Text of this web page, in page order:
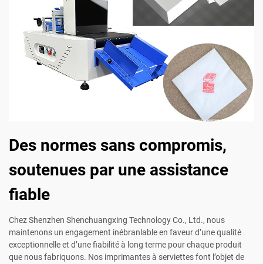
Des normes sans compromis,
soutenues par une assistance
fiable
Chez Shenzhen Shenchuangxing Technology Co., Ltd., nous
maintenons un engagement inébranlable en faveur d’une qualité
exceptionnelle et d’une fiabilité à long terme pour chaque produit
que nous fabriquons. Nos imprimantes à serviettes font l’objet de